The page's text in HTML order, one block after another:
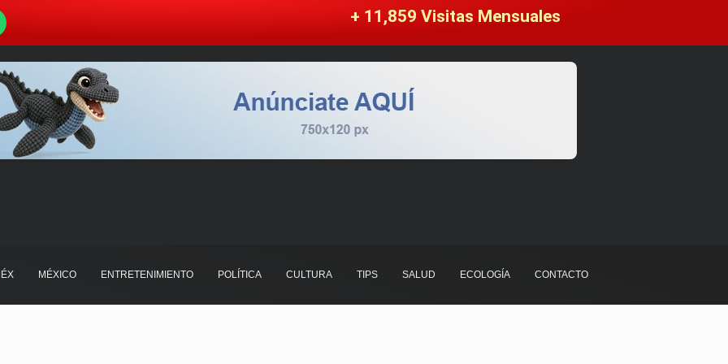
+ 11,859 Visitas Mensuales
MÉXICO ENTRETENIMIENTO POLÍTICA CULTURA TIPS SALUD ECOLOGÍA CONTACTO